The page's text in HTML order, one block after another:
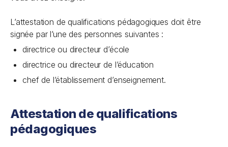
L’attestation de qualifications pédagogiques doit être
signée par l’une des personnes suivantes :
directrice ou directeur d’école
directrice ou directeur de l’éducation
chef de l’établissement d’enseignement.
Attestation de qualifications
pédagogiques